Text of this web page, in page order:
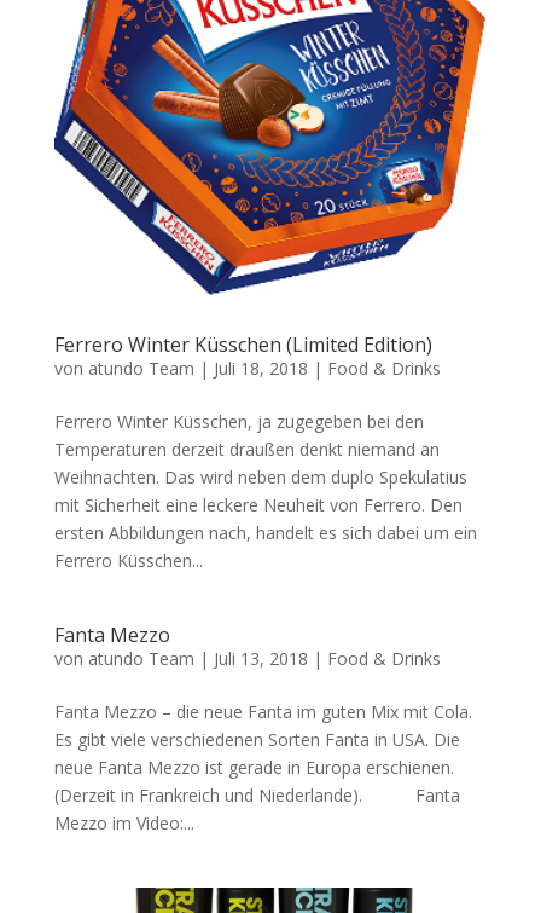
Ferrero Winter Küsschen (Limited Edition)
von atundo Team | Juli 18, 2018 | Food & Drinks
Ferrero Winter Küsschen, ja zugegeben bei den
Temperaturen derzeit draußen denkt niemand an
Weihnachten. Das wird neben dem duplo Spekulatius
mit Sicherheit eine leckere Neuheit von Ferrero. Den
ersten Abbildungen nach, handelt es sich dabei um ein
Ferrero Küsschen...
Fanta Mezzo
von atundo Team | Juli 13, 2018 | Food & Drinks
Fanta Mezzo – die neue Fanta im guten Mix mit Cola.
Es gibt viele verschiedenen Sorten Fanta in USA. Die
neue Fanta Mezzo ist gerade in Europa erschienen.
(Derzeit in Frankreich und Niederlande). Fanta
Mezzo im Video:...